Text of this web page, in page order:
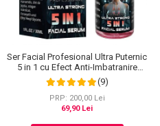
Ser Facial Profesional Ultra Puternic
5 in 1 cu Efect Anti-Imbatranire
NOVA KISS®, 30 ml
(9)
PRP: 200,00 Lei
69,90 Lei